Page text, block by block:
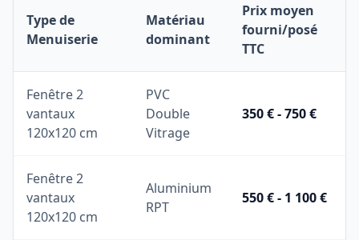
Type de
Menuiserie
Matériau
dominant
Prix moyen
fourni/posé
TTC
Fenêtre 2
vantaux
120x120 cm
PVC
Double
Vitrage
350 € - 750 €
Fenêtre 2
vantaux
120x120 cm
Aluminium
RPT
550 € - 1 100 €